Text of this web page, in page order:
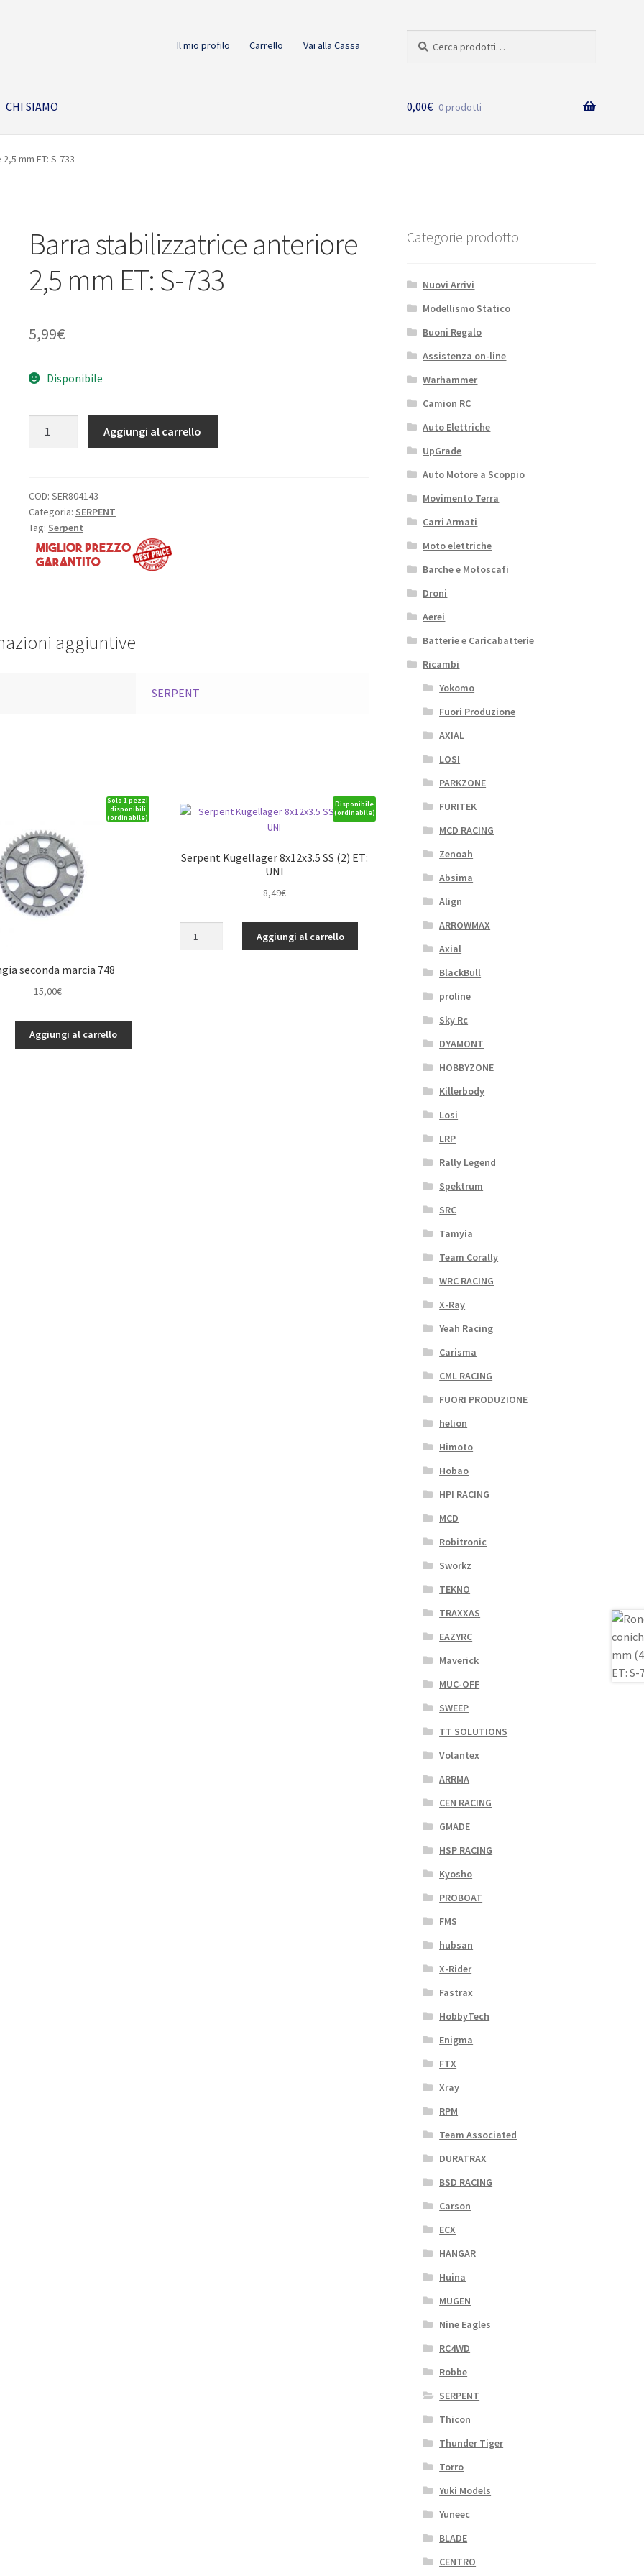
Il mio profilo Carrello Vai alla Cassa
CHI SIAMO 0,00€ 0 prodotti
mm ET: S-733
Barra stabilizzatrice anteriore
2,5 mm ET: S-733
5,99€
Disponibile
mm
ET:
S-
733
quantità
Aggiungi al carrello
COD: SER804143
Categoria: SERPENT
Tag: Serpent
aggiuntive
SERPENT
Solo 1 pezzi
disponibili
(ordinabile)
seconda marcia 748
15,00€
Aggiungi al carrello
Disponibile
(ordinabile)
Serpent Kugellager 8x12x3.5 SS (2) ET:
UNI
8,49€
Aggiungi al carrello
Categorie prodotto
Nuovi Arrivi
Modellismo Statico
Buoni Regalo
Assistenza on-line
Warhammer
Camion RC
Auto Elettriche
UpGrade
Auto Motore a Scoppio
Movimento Terra
Carri Armati
Moto elettriche
Barche e Motoscafi
Droni
Aerei
Batterie e Caricabatterie
Ricambi
Yokomo
Fuori Produzione
AXIAL
LOSI
PARKZONE
FURITEK
MCD RACING
Zenoah
Absima
Align
ARROWMAX
Axial
BlackBull
proline
Sky Rc
DYAMONT
HOBBYZONE
Killerbody
Losi
LRP
Rally Legend
Spektrum
SRC
Tamyia
Team Corally
WRC RACING
X-Ray
Yeah Racing
Carisma
CML RACING
FUORI PRODUZIONE
helion
Himoto
Hobao
HPI RACING
MCD
Robitronic
Sworkz
TEKNO
TRAXXAS
EAZYRC
Maverick
MUC-OFF
SWEEP
TT SOLUTIONS
Volantex
ARRMA
CEN RACING
GMADE
HSP RACING
Kyosho
PROBOAT
FMS
hubsan
X-Rider
Fastrax
HobbyTech
Enigma
FTX
Xray
RPM
Team Associated
DURATRAX
BSD RACING
Carson
ECX
HANGAR
Huina
MUGEN
Nine Eagles
RC4WD
Robbe
SERPENT
Thicon
Thunder Tiger
Torro
Yuki Models
Yuneec
BLADE
CENTRO